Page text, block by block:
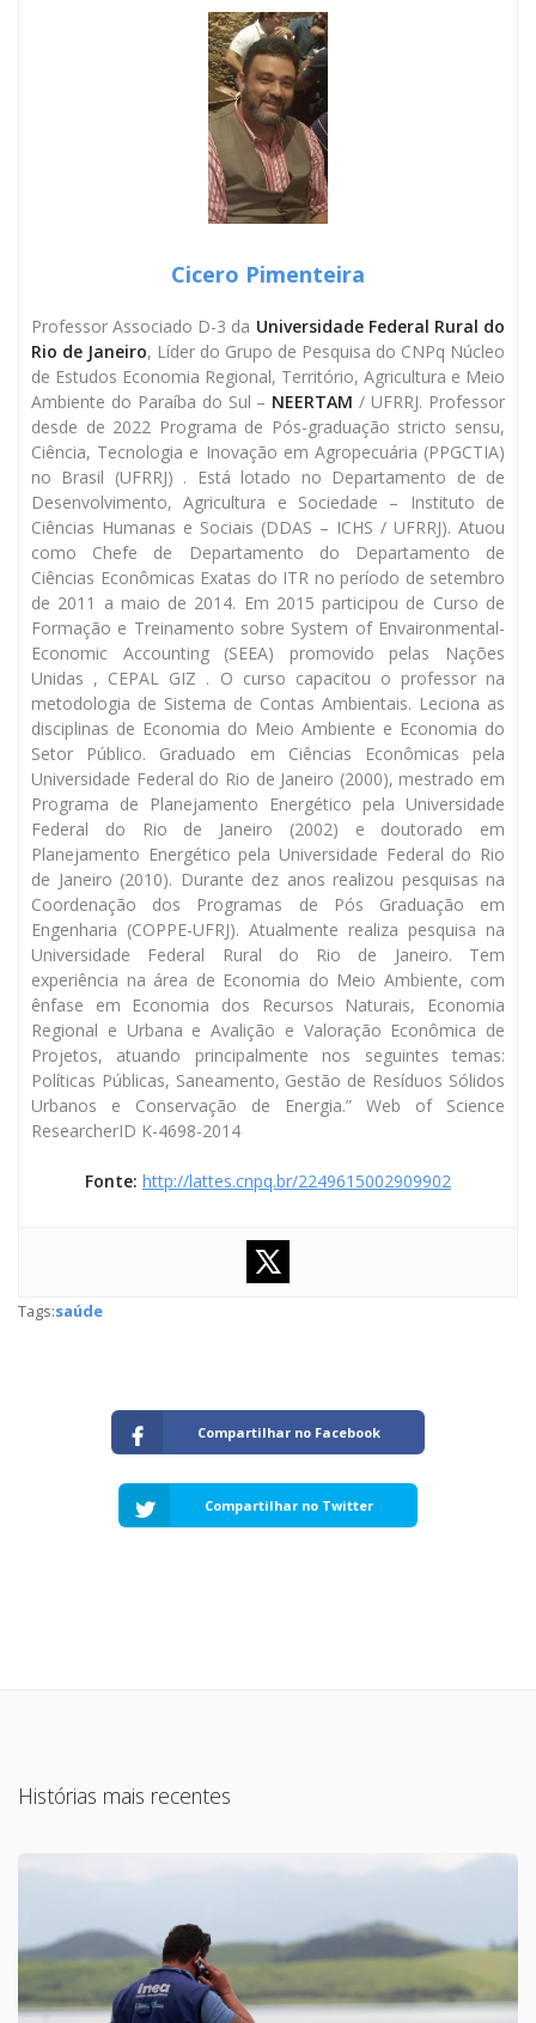
Cicero Pimenteira
Professor Associado D-3 da Universidade Federal Rural do
Rio de Janeiro, Líder do Grupo de Pesquisa do CNPq Núcleo
de Estudos Economia Regional, Território, Agricultura e Meio
Ambiente do Paraíba do Sul – NEERTAM / UFRRJ. Professor
desde de 2022 Programa de Pós-graduação stricto sensu,
Ciência, Tecnologia e Inovação em Agropecuária (PPGCTIA)
no Brasil (UFRRJ) . Está lotado no Departamento de de
Desenvolvimento, Agricultura e Sociedade – Instituto de
Ciências Humanas e Sociais (DDAS – ICHS / UFRRJ). Atuou
como Chefe de Departamento do Departamento de
Ciências Econômicas Exatas do ITR no período de setembro
de 2011 a maio de 2014. Em 2015 participou de Curso de
Formação e Treinamento sobre System of Envaironmental-
Economic Accounting (SEEA) promovido pelas Nações
Unidas , CEPAL GIZ . O curso capacitou o professor na
metodologia de Sistema de Contas Ambientais. Leciona as
disciplinas de Economia do Meio Ambiente e Economia do
Setor Público. Graduado em Ciências Econômicas pela
Universidade Federal do Rio de Janeiro (2000), mestrado em
Programa de Planejamento Energético pela Universidade
Federal do Rio de Janeiro (2002) e doutorado em
Planejamento Energético pela Universidade Federal do Rio
de Janeiro (2010). Durante dez anos realizou pesquisas na
Coordenação dos Programas de Pós Graduação em
Engenharia (COPPE-UFRJ). Atualmente realiza pesquisa na
Universidade Federal Rural do Rio de Janeiro. Tem
experiência na área de Economia do Meio Ambiente, com
ênfase em Economia dos Recursos Naturais, Economia
Regional e Urbana e Avalição e Valoração Econômica de
Projetos, atuando principalmente nos seguintes temas:
Políticas Públicas, Saneamento, Gestão de Resíduos Sólidos
Urbanos e Conservação de Energia.” Web of Science
ResearcherID K-4698-2014
Fonte: http://lattes.cnpq.br/2249615002909902
Tags:saúde
Compartilhar no Facebook
Compartilhar no Twitter
Histórias mais recentes